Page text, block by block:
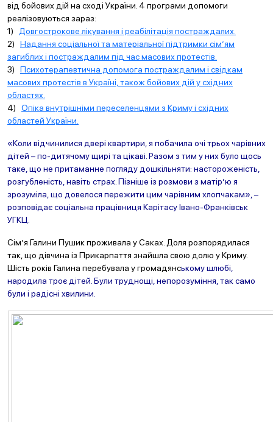
від бойових дій на сході України. 4 програми допомоги
реалізовуються зараз:
1)
Довгострокове лікування і реабілітація постраждалих.
2) Надання соціальної та матеріальної підтримки сім’ям
загиблих і постраждалим під час масових протестів.
3) Психотерапевтична допомога постраждалим і свідкам
масових протестів в Україні, також бойових дій у східних
областях.
4) Опіка внутрішніми переселенцями з Криму і східних
областей України.
«Коли відчинилися двері квартири, я побачила очі трьох чарівних
дітей – по-дитячому щирі та цікаві. Разом з тим у них було щось
таке, що не притаманне погляду дошкільняти: настороженість,
розгубленість, навіть страх. Пізніше із розмови з матір’ю я
зрозуміла, що довелося пережити цим чарівним хлопчакам», –
розповідає соціальна працівниця Карітасу Івано-Франківськ
УГКЦ.
Сім’я Галини Пушик проживала у Саках. Доля розпорядилася
так, що дівчина із Прикарпаття знайшла свою долю у Криму.
Шість років Галина перебувала у громадянському шлюбі,
народила троє дітей. Були труднощі, непорозуміння, так само
були і радісні хвилини.